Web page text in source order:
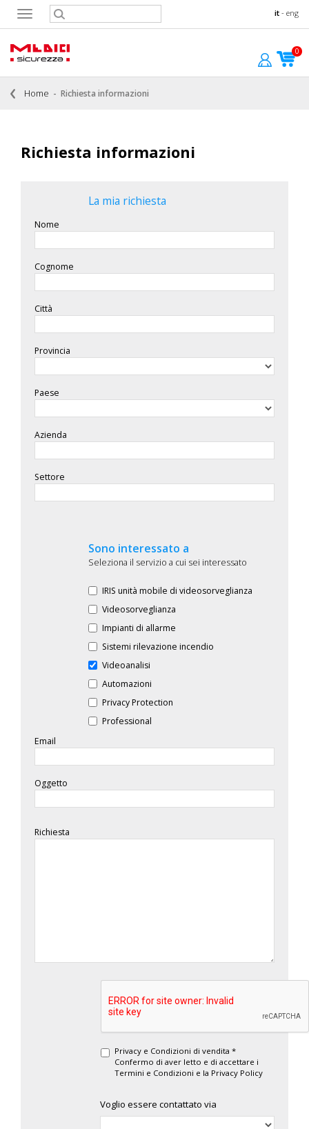
it - eng
Toggle
navigation
0
Home Richiesta informazioni
Richiesta informazioni
La mia richiesta
Nome
Cognome
Città
Provincia
Paese
Azienda
Settore
Sono interessato a
Seleziona il servizio a cui sei interessato
IRIS unità mobile di videosorveglianza
Videosorveglianza
Impianti di allarme
Sistemi rilevazione incendio
Videoanalisi
Automazioni
Privacy Protection
Professional
Email
Oggetto
Richiesta
Privacy e Condizioni di vendita *
Confermo di aver letto e di accettare i
Termini e Condizioni e la Privacy Policy
Voglio essere contattato via